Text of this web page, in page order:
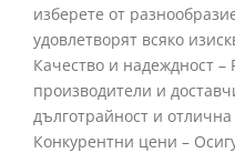
изберете от
удовлетворят всяко
Качество и надеждност
производители и
дълготрайност и
Конкурентни цени –